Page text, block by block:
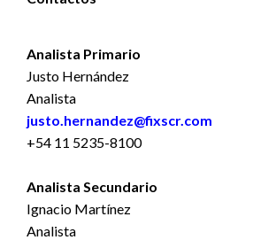
Analista Primario
Justo Hernández
Analista
justo.hernandez@fixscr.com
+54 11 5235-8100
Analista Secundario
Ignacio Martínez
Analista